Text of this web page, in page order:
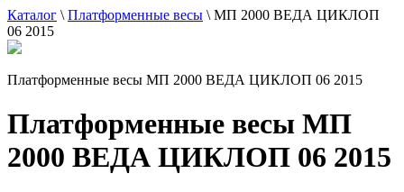
Каталог \ Платформенные весы \ МП 2000 ВЕДА ЦИКЛОП
06 2015
Платформенные весы МП 2000 ВЕДА ЦИКЛОП 06 2015
Платформенные весы МП
2000 ВЕДА ЦИКЛОП 06 2015